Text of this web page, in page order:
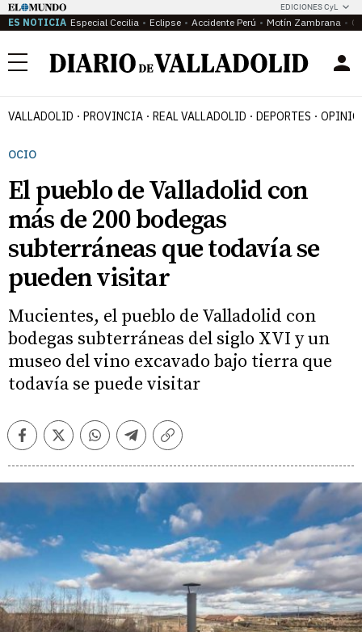
EDICIONES CyL
ES NOTICIA Especial Cecilia Eclipse Accidente Perú Motín Zambrana
Menú
VALLADOLID PROVINCIA REAL VALLADOLID DEPORTES
OCIO
El pueblo de Valladolid con
más de 200 bodegas
subterráneas que todavía se
pueden visitar
Mucientes, el pueblo de Valladolid con
bodegas subterráneas del siglo XVI y un
museo del vino excavado bajo tierra que
todavía se puede visitar
FacebookTwitterWhatsappTelegramCopiar